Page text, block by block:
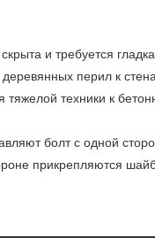
и требуется
перил к
техники к
болт с одной
прикрепляются